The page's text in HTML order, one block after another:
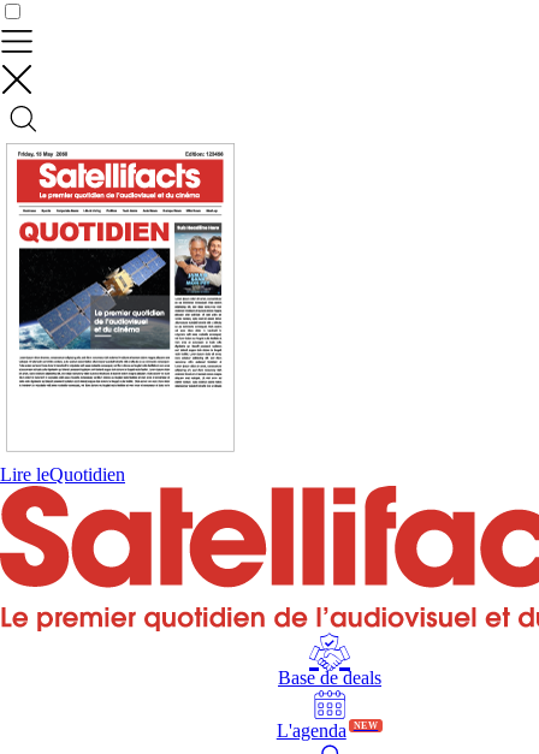
Lire leQuotidien
Base de deals
L'agenda NEW
Contrôler vos données